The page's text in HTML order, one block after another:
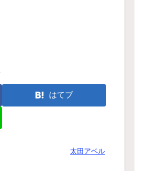
はてブ
太田アベル